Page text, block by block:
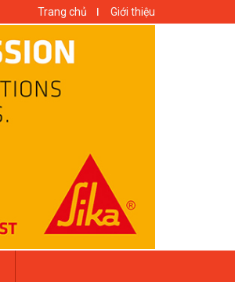
Trang chủ Giới thiệu